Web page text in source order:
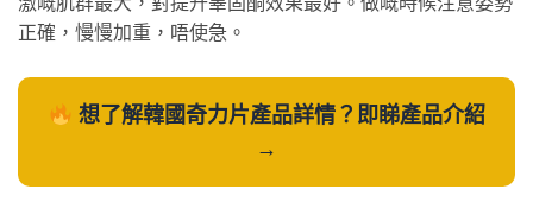
正確，慢慢加重，唔使急。
想了解韓國奇力片產品詳情？即睇產品介紹
→